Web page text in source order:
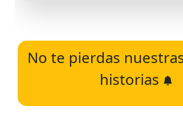
No te pierdas
historias